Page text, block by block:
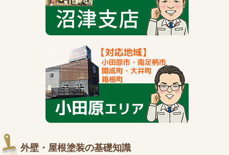
外壁・屋根塗装の基礎知識